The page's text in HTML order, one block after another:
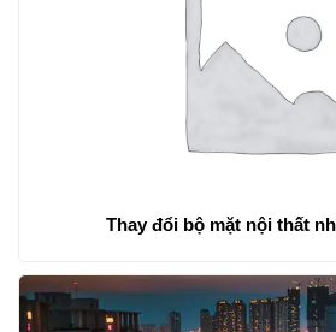
Thay đổi bộ mặt nội thất